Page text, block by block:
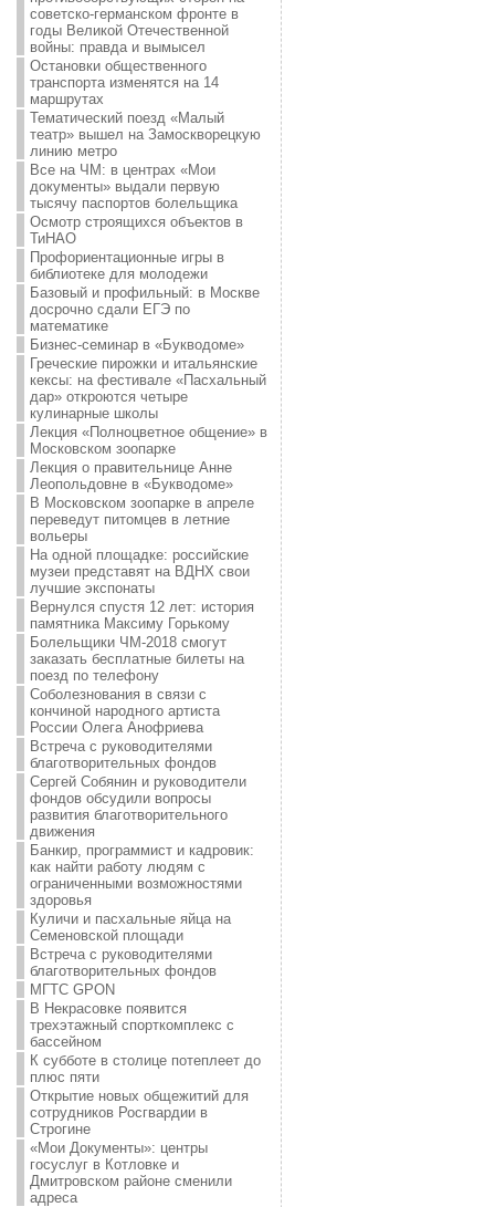
советско-германском фронте в
годы Великой Отечественной
войны: правда и вымысел
Остановки общественного
транспорта изменятся на 14
маршрутах
Тематический поезд «Малый
театр» вышел на Замоскворецкую
линию метро
Все на ЧМ: в центрах «Мои
документы» выдали первую
тысячу паспортов болельщика
Осмотр строящихся объектов в
ТиНАО
Профориентационные игры в
библиотеке для молодежи
Базовый и профильный: в Москве
досрочно сдали ЕГЭ по
математике
Бизнес-семинар в «Букводоме»
Греческие пирожки и итальянские
кексы: на фестивале «Пасхальный
дар» откроются четыре
кулинарные школы
Лекция «Полноцветное общение» в
Московском зоопарке
Лекция о правительнице Анне
Леопольдовне в «Букводоме»
В Московском зоопарке в апреле
переведут питомцев в летние
вольеры
На одной площадке: российские
музеи представят на ВДНХ свои
лучшие экспонаты
Вернулся спустя 12 лет: история
памятника Максиму Горькому
Болельщики ЧМ-2018 смогут
заказать бесплатные билеты на
поезд по телефону
Соболезнования в связи с
кончиной народного артиста
России Олега Анофриева
Встреча с руководителями
благотворительных фондов
Сергей Собянин и руководители
фондов обсудили вопросы
развития благотворительного
движения
Банкир, программист и кадровик:
как найти работу людям с
ограниченными возможностями
здоровья
Куличи и пасхальные яйца на
Семеновской площади
Встреча с руководителями
благотворительных фондов
МГТС GPON
В Некрасовке появится
трехэтажный спорткомплекс с
бассейном
К субботе в столице потеплеет до
плюс пяти
Открытие новых общежитий для
сотрудников Росгвардии в
Строгине
«Мои Документы»: центры
госуслуг в Котловке и
Дмитровском районе сменили
адреса